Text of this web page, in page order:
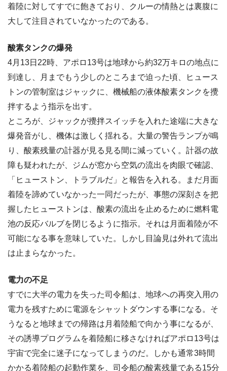
着陸に対してすでに飽きており、クルーの情熱とは裏腹に
大して注目されていなかったのである。
酸素タンクの爆発
4月13日22時、アポロ13号は地球から約32万キロの地点に
到達し、月までもう少しのところまで迫った頃、ヒュース
トンの管制室はジャックに、機械船の液体酸素タンクを攪
拌するよう指示を出す。
ところが、ジャックが攪拌スイッチを入れた途端に大きな
爆発音がし、機体は激しく揺れる。大量の警告ランプが鳴
り、酸素残量の計器が見る見る間に減っていく。計器の故
障も疑われたが、ジムが窓から空気の流出を肉眼で確認、
「ヒューストン、トラブルだ」と報告を入れる。まだ月面
着陸を諦めていなかった一同だったが、事態の深刻さを把
握したヒューストンは、酸素の流出を止めるために燃料電
池の反応バルブを閉じるように指示。それは月面着陸が不
可能になる事を意味していた。しかし目論見は外れて流出
は止まらなかった。
電力の不足
すでに大半の電力を失った司令船は、地球への再突入用の
電力を残すために電源をシャットダウンする事になる。そ
うなると地球までの帰路は月着陸船で向かう事になるが、
その誘導プログラムを着陸船に移さなければアポロ13号は
宇宙で完全に迷子になってしまうのだ。しかも通常3時間
かかる着陸船の起動作業を、司令船の酸素残量である15分